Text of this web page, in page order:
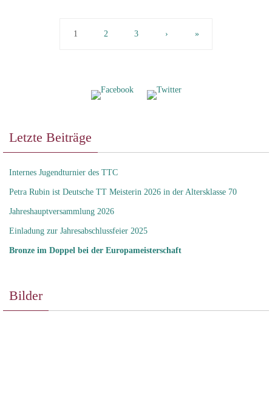
1 2 3 › »
Letzte Beiträge
Internes Jugendturnier des TTC
Petra Rubin ist Deutsche TT Meisterin 2026 in der Altersklasse 70
Jahreshauptversammlung 2026
Einladung zur Jahresabschlussfeier 2025
Bronze im Doppel bei der Europameisterschaft
Bilder